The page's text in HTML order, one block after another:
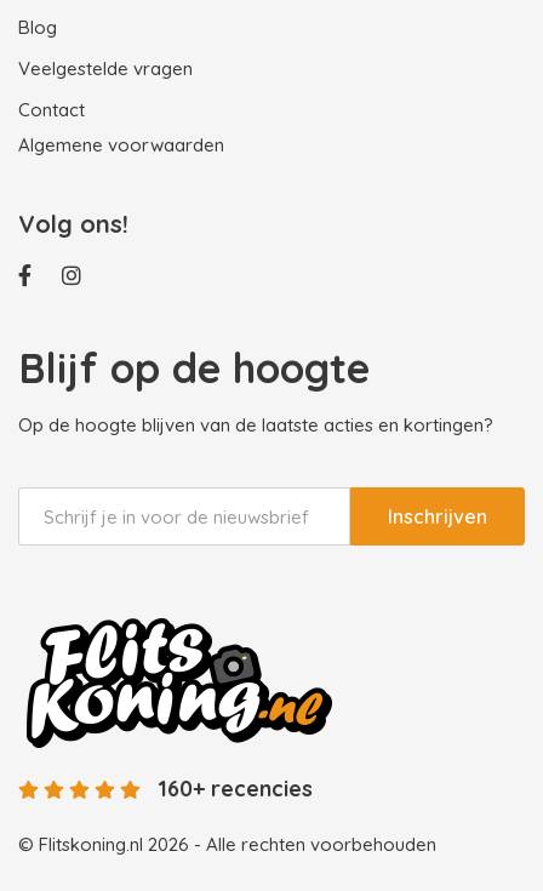
Blog
Veelgestelde vragen
Contact
Algemene voorwaarden
Volg ons!
Blijf op de hoogte
Op de hoogte blijven van de laatste acties en kortingen?
Inschrijven
© Flitskoning.nl 2026 - Alle rechten voorbehouden
160+ recencies